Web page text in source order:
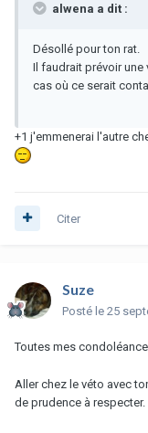
alwena a dit :
Désollé pour ton rat.
Il faudrait prévoir une
cas où ce serait
+1 j'emmenerai l'autre
Citer
Suze
Posté le 25
Toutes mes
Aller chez le véto avec
de prudence à respecter.